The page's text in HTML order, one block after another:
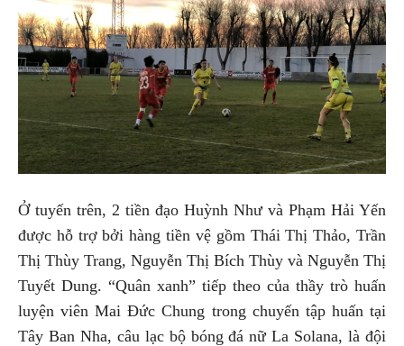
Ở tuyến trên, 2 tiền đạo Huỳnh Như và Phạm Hải Yến
được hỗ trợ bởi hàng tiền vệ gồm Thái Thị Thảo, Trần
Thị Thùy Trang, Nguyễn Thị Bích Thùy và Nguyễn Thị
Tuyết Dung. “Quân xanh” tiếp theo của thầy trò huấn
luyện viên Mai Đức Chung trong chuyến tập huấn tại
Tây Ban Nha, câu lạc bộ bóng đá nữ La Solana, là đội